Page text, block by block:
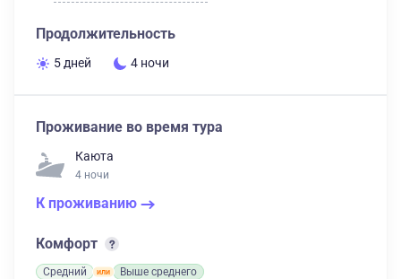
Продолжительность
5 дней 4 ночи
Проживание во время тура
Каюта
4 ночи
К проживанию
Комфорт
Средний Выше среднего